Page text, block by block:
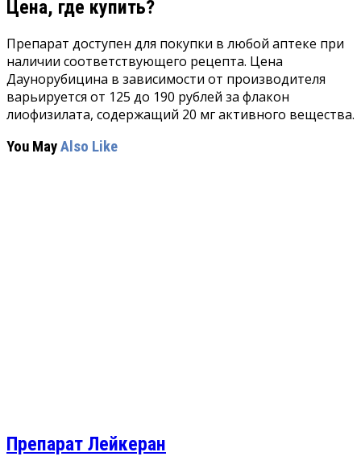
Цена, где купить?
Препарат доступен для покупки в любой аптеке при
наличии соответствующего рецепта. Цена
Даунорубицина в зависимости от производителя
варьируется от 125 до 190 рублей за флакон
лиофизилата, содержащий 20 мг активного вещества.
You MayAlso Like
Препарат Лейкеран